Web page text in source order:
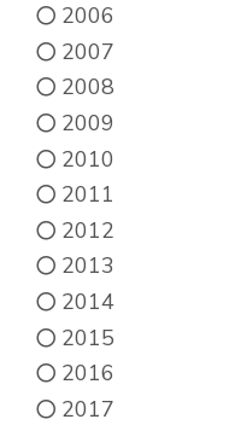
2006
2007
2008
2009
2010
2011
2012
2013
2014
2015
2016
2017